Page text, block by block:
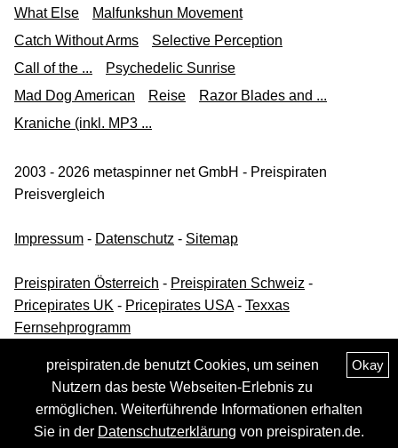
What Else
Malfunkshun Movement
Catch Without Arms
Selective Perception
Call of the ...
Psychedelic Sunrise
Mad Dog American
Reise
Razor Blades and ...
Kraniche (inkl. MP3 ...
2003 - 2026 metaspinner net GmbH - Preispiraten
Preisvergleich
Impressum - Datenschutz - Sitemap
Preispiraten Österreich - Preispiraten Schweiz -
Pricepirates UK - Pricepirates USA- Texxas
Fernsehprogramm
Okay
preispiraten.de benutzt Cookies, um seinen
Nutzern das beste Webseiten-Erlebnis zu
ermöglichen. Weiterführende Informationen erhalten
Sie in der Datenschutzerklärung von preispiraten.de.